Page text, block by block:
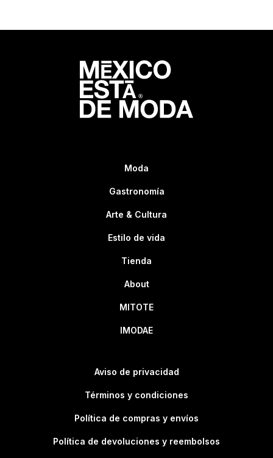
Moda
Gastronomía
Arte & Cultura
Estilo de vida
Tienda
About
MITOTE
IMODAE
Aviso de privacidad
Términos y condiciones
Política de compras y envíos
Política de devoluciones y reembolsos